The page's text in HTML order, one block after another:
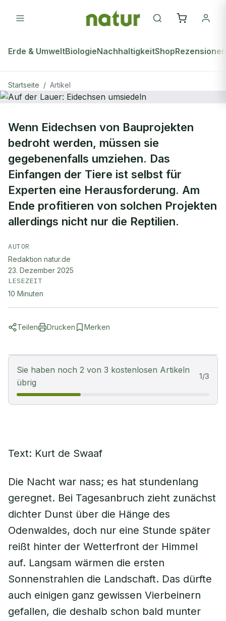
Erde & UmweltBiologieNachhaltigkeitShopRezensionen
Startseite / Artikel
Auf der Lauer: Eidechsen umsiedeln
Wenn Eidechsen von Bauprojekten
bedroht werden, müssen sie
gegebenenfalls umziehen. Das
Einfangen der Tiere ist selbst für
Experten eine Herausforderung. Am
Ende profitieren von solchen Projekten
allerdings nicht nur die Reptilien.
AUTOR
Redaktion natur.de
23. Dezember 2025
LESEZEIT
10 Minuten
Teilen Drucken Merken
Sie haben noch 2 von 3 kostenlosen Artikeln
übrig
1/3
Text: Kurt de Swaaf
Die Nacht war nass; es hat stundenlang
geregnet. Bei Tagesanbruch zieht zunächst
dichter Dunst über die Hänge des
Odenwaldes, doch nur eine Stunde später
reißt hinter der Wetterfront der Himmel
auf. Langsam wärmen die ersten
Sonnenstrahlen die Landschaft. Das dürfte
auch einigen ganz gewissen Vierbeinern
gefallen, die deshalb schon bald munter